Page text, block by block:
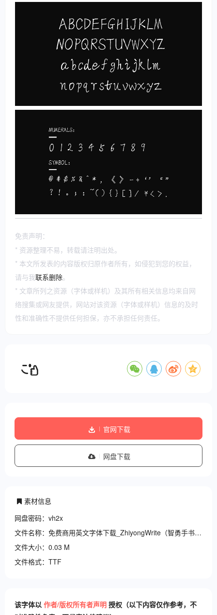
免责声明：
* 资源整理不易，转载请注明出处。
* 本文所发表的内容版权归原作者所有，如侵犯到您的权益，
请与我联系删除。
* 文章所列之资源（字体或样机）及其所有相关信息均来自网
络搜集或网友提供，网站对该资源（字体或样机）信息的及时
性和准确性不提供任何担保，亦不承担任何责任。
官网下载
网盘下载
素材信息
网盘密码：vh2x
文件名称：免费商用英文字体下载_ZhiyongWrite（智勇手书英文体
文件大小：0.03 M
文件格式：TTF
该字体以 作者/版权所有者声明 授权（以下内容仅作参考，不